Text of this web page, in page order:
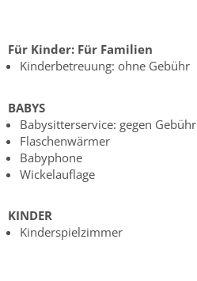
Für Kinder: Für Familien
Kinderbetreuung: ohne Gebühr
BABYS
Babysitterservice: gegen Gebühr
Flaschenwärmer
Babyphone
Wickelauflage
KINDER
Kinderspielzimmer